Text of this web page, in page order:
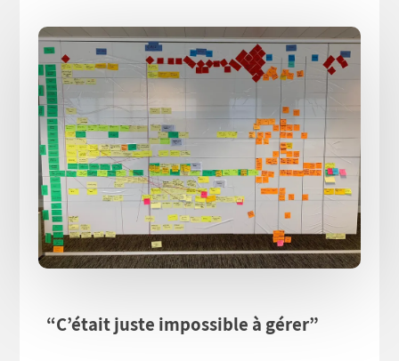
“C’était juste impossible à gérer”